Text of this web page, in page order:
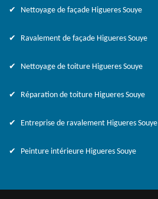
Nettoyage de façade Higueres Souye
Ravalement de façade Higueres Souye
Nettoyage de toiture Higueres Souye
Réparation de toiture Higueres Souye
Entreprise de ravalement Higueres Souye
Peinture intérieure Higueres Souye